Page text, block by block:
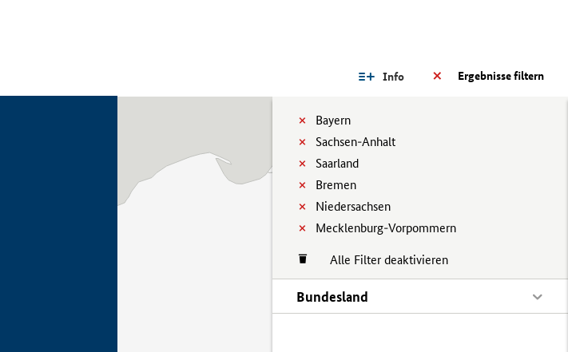
Ergebnisse filtern
Info
Bayern
Sachsen-Anhalt
Saarland
Bremen
Niedersachsen
Mecklenburg-Vorpommern
Alle Filter deaktivieren
Bundesland